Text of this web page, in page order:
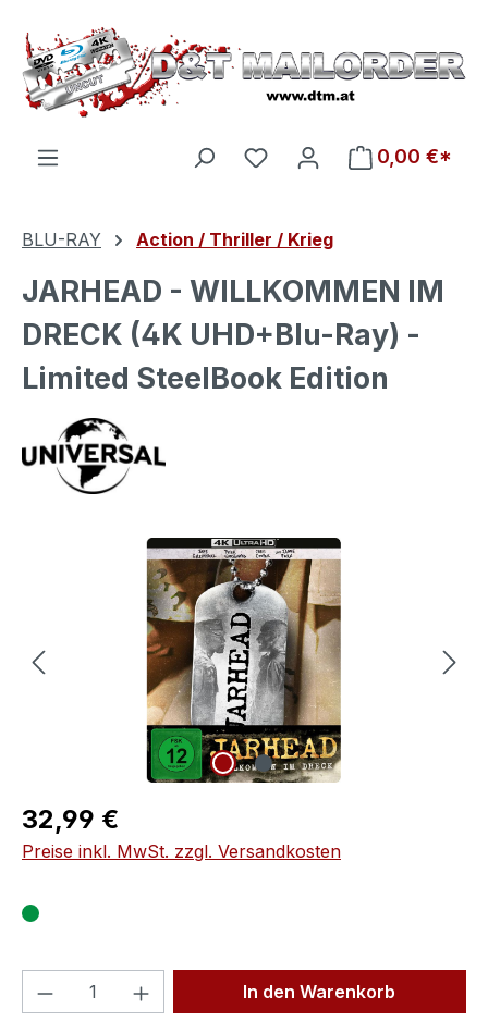
Zum Hauptinhalt springen
Du hast 0 Produkte auf
0,00 €*
BLU-RAY Action / Thriller / Krieg
JARHEAD - WILLKOMMEN IM
DRECK (4K UHD+Blu-Ray) -
Limited SteelBook Edition
Bildergalerie überspringen
Regulärer Preis:
32,99 €
Preise inkl. MwSt. zzgl. Versandkosten
Produkt Anzahl: Gib denIn den Warenkorb